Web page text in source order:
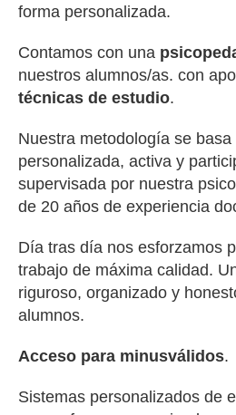
forma personalizada.
Contamos con una
nuestros alumnos/as. con
técnicas de estudio.
Nuestra metodología se
personalizada, activa y
supervisada por nuestra
de 20 años de experiencia
Día tras día nos esforzamos
trabajo de máxima calidad.
riguroso, organizado y
alumnos.
Acceso para minusválidos.
Sistemas personalizados de